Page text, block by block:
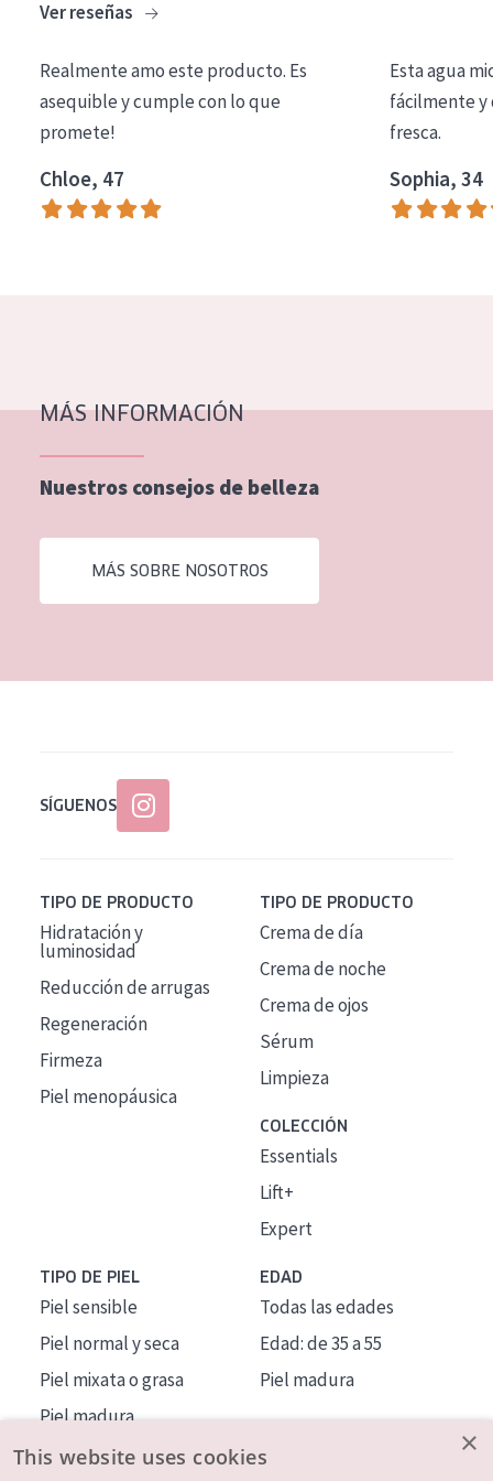
COLECCIÓN
Essentials
Lift+
Expert
TIPO DE PIEL
Piel expuesta al sol
Piel menopáusica
Todas las edades
Edad: de 35 a 55
Ver reseñas
Realmente amo este producto. Es
asequible y cumple con lo que
promete!
Chloe, 47
Esta agua
fácilmente y
fresca.
Sophia, 34
MÁS INFORMACIÓN
Nuestros consejos de belleza
MÁS SOBRE NOSOTROS
SÍGUENOS
TIPO DE PRODUCTO
Hidratación y
luminosidad
Reducción de arrugas
Regeneración
Firmeza
Piel menopáusica
TIPO DE PRODUCTO
Crema de día
Crema de noche
Crema de ojos
Sérum
Limpieza
COLECCIÓN
Essentials
Lift+
Expert
TIPO DE PIEL
Piel sensible
Piel normal y seca
Piel mixata o grasa
Piel madura
Piel expuesta al sol
EDAD
Todas las edades
Edad: de 35 a 55
Piel madura
×
This website uses cookies